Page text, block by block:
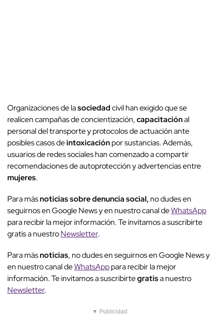
Organizaciones de lasociedadcivil han exigido que se
realicen campañas de concientización,capacitaciónal
personal del transporte y protocolos de actuación ante
posibles casos deintoxicaciónpor sustancias. Además,
usuarios de redes sociales han comenzado a compartir
recomendaciones de autoprotección y advertencias entre
mujeres.
Para másnoticias sobre denuncia social, no dudes en
seguirnos en Google News y en nuestro canal deWhatsApp
para recibir la mejor información. Te invitamos a suscribirte
gratis a nuestroNewsletter.
Para másnoticias, no dudes en seguirnos en Google News y
en nuestro canal deWhatsApppara recibir la mejor
información. Te invitamos a suscribirtegratisa nuestro
Newsletter.
▼ Publicidad